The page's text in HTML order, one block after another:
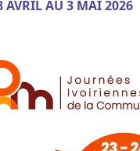
AVRIL AU 3 MAI 2026